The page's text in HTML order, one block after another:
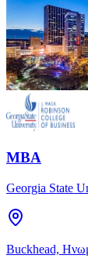
MBA
Georgia State
Buckhead,